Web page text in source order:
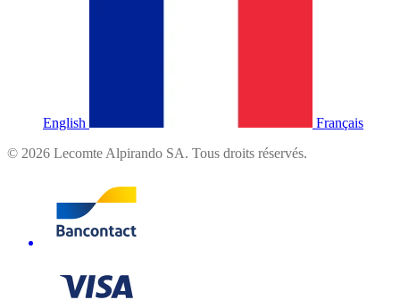
English
Français
© 2026 Lecomte Alpirando SA. Tous droits réservés.